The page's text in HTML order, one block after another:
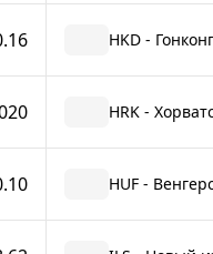
HKD -
HRK -
HUF -